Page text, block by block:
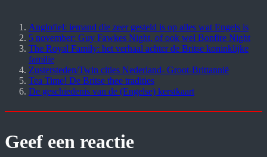
Anglofiel: iemand die zeer gesteld is op alles wat Engels is
5 november: Guy Fawkes Night, of ook wel Bonfire Night
The Royal Family: het verhaal achter de Britse koninklijke
familie
Zustersteden/Twin cities Nederland- Groot-Brittannië
Tea Time! De Britse thee tradities
De geschiedenis van de (Engelse) kerstkaart
Geef een reactie